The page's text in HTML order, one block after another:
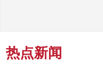
热点新闻